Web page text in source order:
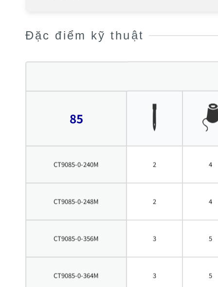
Đặc điểm kỹ thuật
85
CT9085-0-240M 2 4
CT9085-0-248M 2 4
CT9085-0-356M 3 5
CT9085-0-364M 3 5